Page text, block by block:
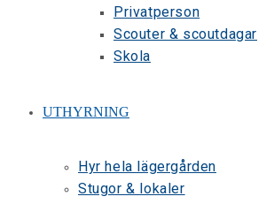
Privatperson
Scouter & scoutdagar
Skola
UTHYRNING
Hyr hela lägergården
Stugor & lokaler